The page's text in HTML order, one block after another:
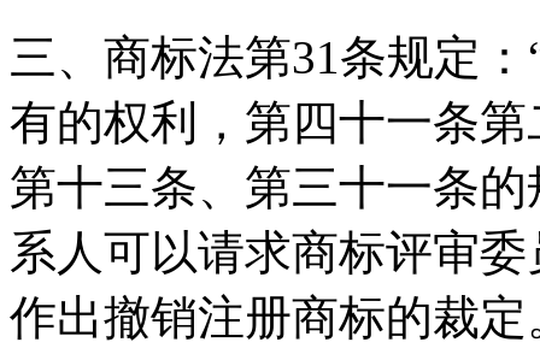
三、商标法第31条规定
有的权利，第四十一条
第十三条、第三十一条
系人可以请求商标评审
作出撤销注册商标的裁